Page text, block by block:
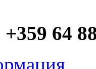
+359 64